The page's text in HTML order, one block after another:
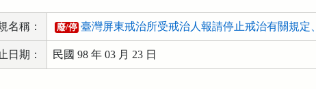
名稱： 廢/停 臺灣屏東戒治所受戒治人報請停止戒治有關規定
日期： 民國 98 年 03 月 23 日